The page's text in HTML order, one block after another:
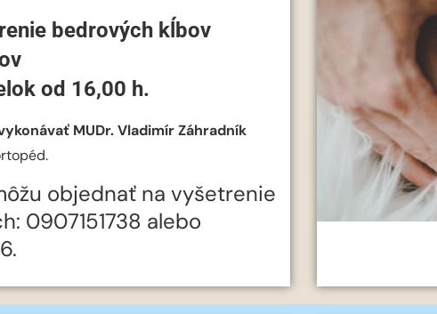
bedrových kĺbov
od 16,00 h.
MUDr. Vladimír Záhradník
objednať na vyšetrenie
0907151738 alebo